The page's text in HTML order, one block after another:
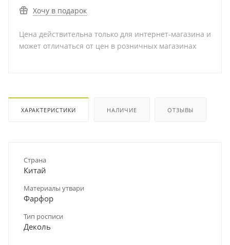
Хочу в подарок
Цена действительна только для интернет-магазина и
может отличаться от цен в розничных магазинах
ХАРАКТЕРИСТИКИ НАЛИЧИЕ ОТЗЫВЫ
Страна
Китай
Материалы утвари
Фарфор
Тип росписи
Деколь